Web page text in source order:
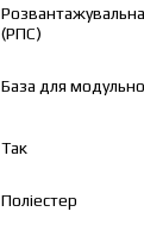
(РПС)
База для
Так
Поліестер